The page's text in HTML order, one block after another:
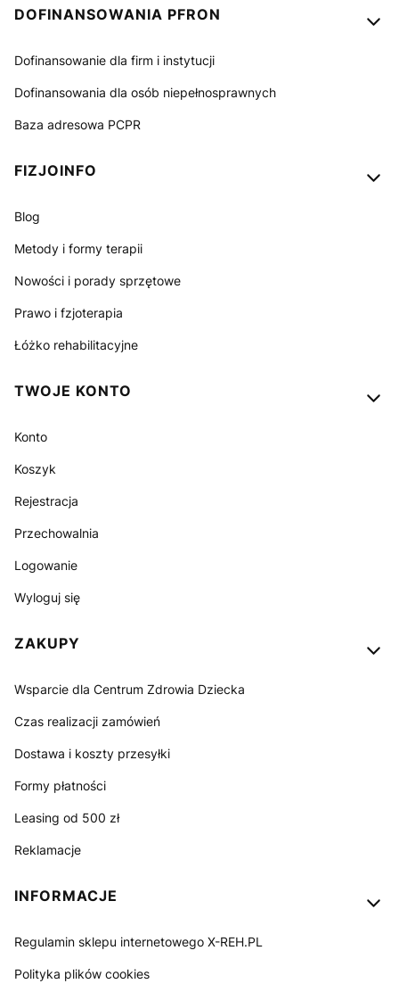
Linki w stopce
DOFINANSOWANIA PFRON
Dofinansowanie dla firm i instytucji
Dofinansowania dla osób niepełnosprawnych
Baza adresowa PCPR
FIZJOINFO
Blog
Metody i formy terapii
Nowości i porady sprzętowe
Prawo i fzjoterapia
Łóżko rehabilitacyjne
TWOJE KONTO
Konto
Koszyk
Rejestracja
Przechowalnia
Logowanie
Wyloguj się
ZAKUPY
Wsparcie dla Centrum Zdrowia Dziecka
Czas realizacji zamówień
Dostawa i koszty przesyłki
Formy płatności
Leasing od 500 zł
Reklamacje
INFORMACJE
Regulamin sklepu internetowego X-REH.PL
Polityka plików cookies